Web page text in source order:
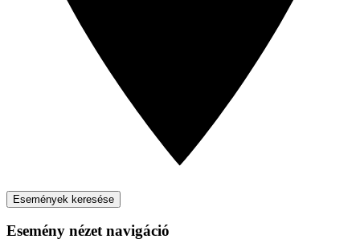
Események keresése
Esemény nézet navigáció